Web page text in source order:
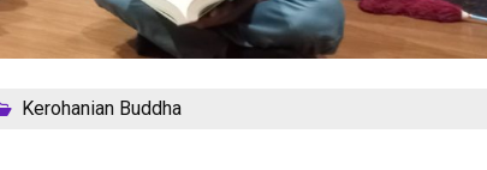
Kerohanian Buddha